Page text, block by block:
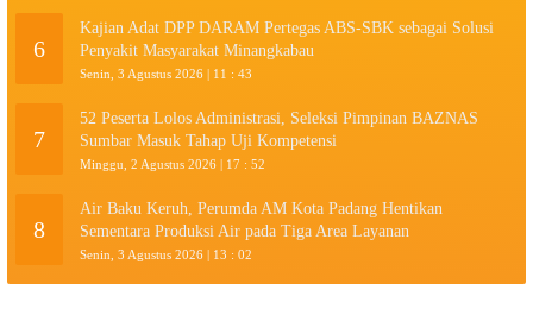
6
Kajian Adat DPP DARAM Pertegas ABS-SBK sebagai Solusi
Penyakit Masyarakat Minangkabau
Senin, 3 Agustus 2026 | 11 : 43
7
52 Peserta Lolos Administrasi, Seleksi Pimpinan BAZNAS
Sumbar Masuk Tahap Uji Kompetensi
Minggu, 2 Agustus 2026 | 17 : 52
8
Air Baku Keruh, Perumda AM Kota Padang Hentikan
Sementara Produksi Air pada Tiga Area Layanan
Senin, 3 Agustus 2026 | 13 : 02